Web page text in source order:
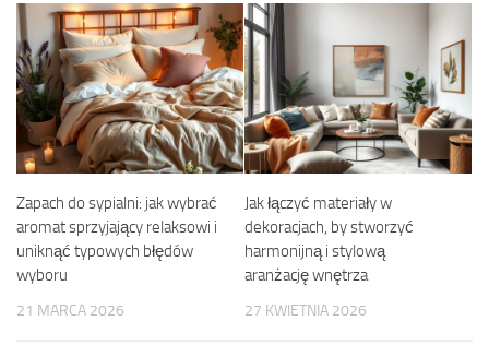
Zapach do sypialni: jak wybrać
aromat sprzyjający relaksowi i
uniknąć typowych błędów
wyboru
21 MARCA 2026
Jak łączyć materiały w
dekoracjach, by stworzyć
harmonijną i stylową
aranżację wnętrza
27 KWIETNIA 2026